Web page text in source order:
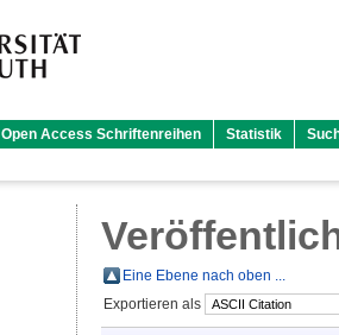
Open Access Schriftenreihen Statistik
Eine Ebene nach oben ...
Exportieren als